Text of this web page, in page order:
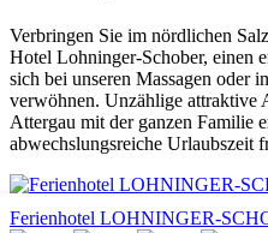
Verbringen Sie im nördlichen
Hotel Lohninger-Schober, einen
sich bei unseren Massagen oder
verwöhnen. Unzählige attraktive
Attergau mit der ganzen Familie
abwechslungsreiche Urlaubszeit
Ferienhotel LOHNINGER-